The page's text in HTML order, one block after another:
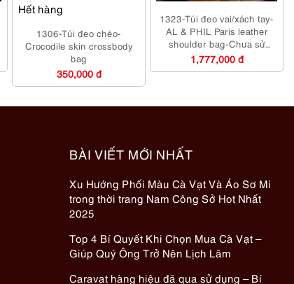
Hết hàng
1306-Túi đeo chéo-
Crocodile skin crossbody
bag
350,000 đ
1323-Túi đeo vai/xách tay-
AL & PHIL Paris leather
shoulder bag-Chưa sử
dụng/Khá sạch
1,777,000 đ
BÀI VIẾT MỚI NHẤT
Xu Hướng Phối Màu Cà Vạt Và Áo Sơ Mi
trong thời trang Nam Công Sở Hot Nhất
2025
Top 4 Bí Quyết Khi Chọn Mua Cà Vạt –
Giúp Quý Ông Trở Nên Lịch Lãm
Caravat hàng hiệu đã qua sử dụng – Bí